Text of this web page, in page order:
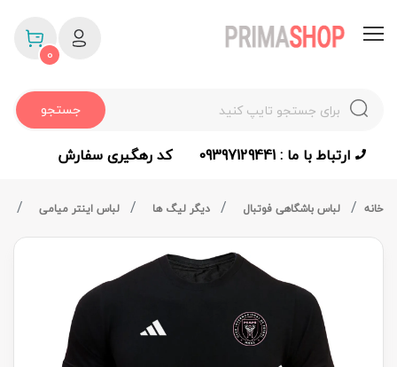
جستجو
0
ارتباط با ما : 09397129441 کد رهگیری سفارش
خانه لباس باشگاهی فوتبال دیگر لیگ ها لباس اینتر میامی